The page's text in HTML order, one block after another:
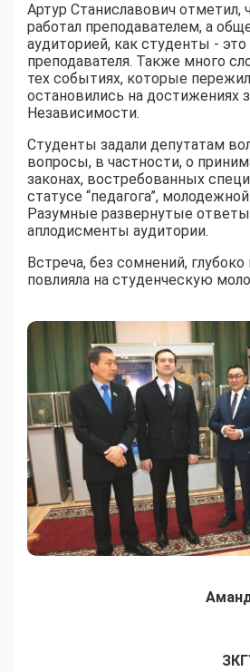
Артур Станиславович отметил,
работал преподавателем, а
аудиторией, как студенты - это
преподавателя. Также много
тех событиях, которые
остановились на достижениях
Независимости.
Студенты задали депутатам
вопросы, в частности, о
законах, востребованных
статусе “педагога”,
Разумные развернутые
аплодисменты аудитории.
Встреча, без сомнений,
повлияла на студенческую